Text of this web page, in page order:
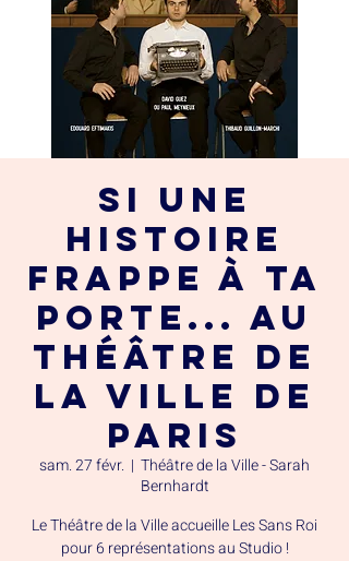
Si une
histoire
frappe à ta
porte... au
Théâtre de
la Ville de
Paris
sam. 27 févr.
  |
Théâtre de la Ville - Sarah
Bernhardt
Le Théâtre de la Ville accueille Les Sans Roi
pour 6 représentations au Studio !